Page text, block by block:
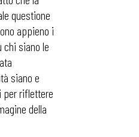
questione
appieno i
chi siano le
siano e
per riflettere
della